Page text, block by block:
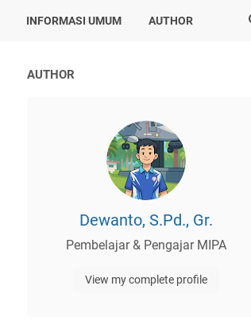
INFORMASI UMUM AUTHOR
AUTHOR
Dewanto, S.Pd., Gr.
Pembelajar & Pengajar MIPA
View my complete profile